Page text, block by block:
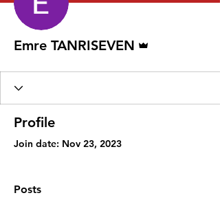
Emre TANRISEVEN
Profile
Join date: Nov 23, 2023
Posts